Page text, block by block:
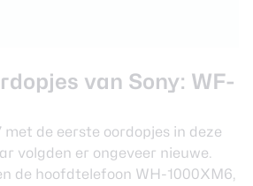
van Sony: WF-
met de eerste oordopjes in deze
volgden er ongeveer nieuwe.
de hoofdtelefoon WH-1000XM6,